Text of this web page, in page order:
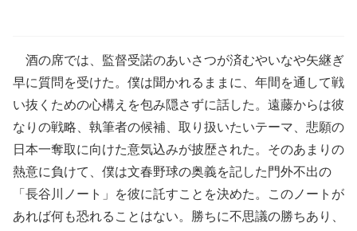
酒の席では、監督受諾のあいさつが済むやいなや矢継ぎ
早に質問を受けた。僕は聞かれるままに、年間を通して戦
い抜くための心構えを包み隠さずに話した。遠藤からは彼
なりの戦略、執筆者の候補、取り扱いたいテーマ、悲願の
日本一奪取に向けた意気込みが披歴された。そのあまりの
熱意に負けて、僕は文春野球の奥義を記した門外不出の
「長谷川ノート」を彼に託すことを決めた。このノートが
あれば何も恐れることはない。勝ちに不思議の勝ちあり、